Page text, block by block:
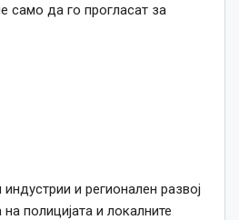
само да го прогласат за
и регионален развој
на полицијата и локалните